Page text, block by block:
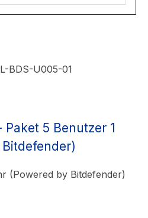
BDS-U005-01
5 Benutzer 1
(Powered by Bitdefender)